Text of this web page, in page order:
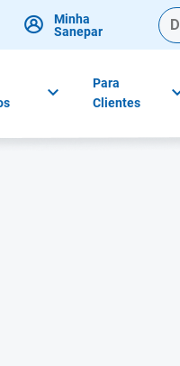
Minha
Sanepar
Para
Clientes